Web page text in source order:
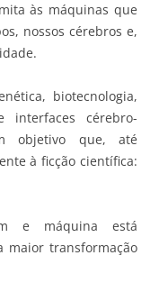
às máquinas que
nossos cérebros e,
biotecnologia,
interfaces cérebro-
objetivo que, até
à ficção científica:
e máquina está
maior transformação